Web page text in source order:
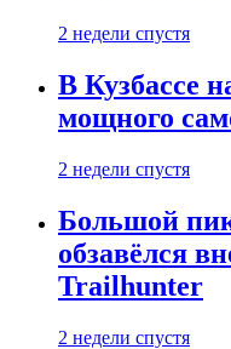
2 недели спустя
В Кузбассе
мощного
2 недели спустя
Большой
обзавёлся
Trailhunter
2 недели спустя